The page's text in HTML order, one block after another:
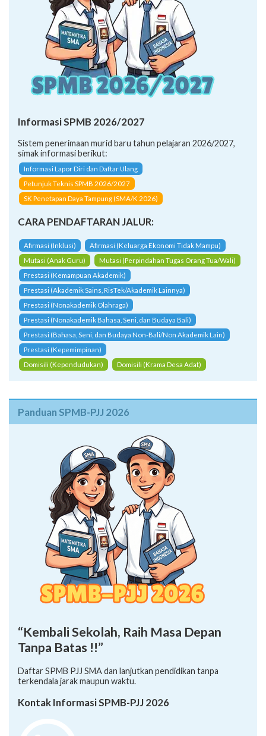
Informasi SPMB 2026/2027
Sistem penerimaan murid baru tahun pelajaran 2026/2027,
simak informasi berikut:
Informasi Lapor Diri dan Daftar Ulang
Petunjuk Teknis SPMB 2026/2027
SK Penetapan Daya Tampung (SMA/K 2026)
CARA PENDAFTARAN JALUR:
Afirmasi (Inklusi)
Afirmasi (Keluarga Ekonomi Tidak Mampu)
Mutasi (Anak Guru)
Mutasi (Perpindahan Tugas Orang Tua/Wali)
Prestasi (Kemampuan Akademik)
Prestasi (Akademik Sains, RisTek/Akademik Lainnya)
Prestasi (Nonakademik Olahraga)
Prestasi (Nonakademik Bahasa, Seni, dan Budaya Bali)
Prestasi (Bahasa, Seni, dan Budaya Non-Bali/Non Akademik Lain)
Prestasi (Kepemimpinan)
Domisili (Kependudukan)
Domisili (Krama Desa Adat)
Panduan SPMB-PJJ 2026
“Kembali Sekolah, Raih Masa Depan
Tanpa Batas !!”
Daftar SPMB PJJ SMA dan lanjutkan pendidikan tanpa
terkendala jarak maupun waktu.
Kontak Informasi SPMB-PJJ 2026